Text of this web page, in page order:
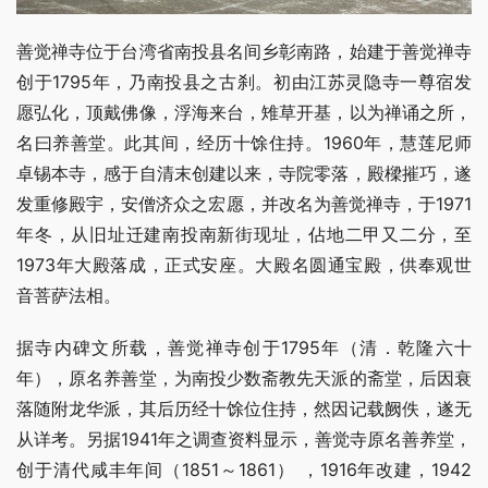
善觉禅寺位于台湾省南投县名间乡彰南路，始建于善觉禅寺
创于1795年，乃南投县之古刹。初由江苏灵隐寺一尊宿发
愿弘化，顶戴佛像，浮海来台，雉草开基，以为禅诵之所，
名曰养善堂。此其间，经历十馀住持。1960年，慧莲尼师
卓锡本寺，感于自清末创建以来，寺院零落，殿樑摧巧，遂
发重修殿宇，安僧济众之宏愿，并改名为善觉禅寺，于1971
年冬，从旧址迁建南投南新街现址，佔地二甲又二分，至
1973年大殿落成，正式安座。大殿名圆通宝殿，供奉观世
音菩萨法相。
据寺内碑文所载，善觉禅寺创于1795年（清．乾隆六十
年），原名养善堂，为南投少数斋教先天派的斋堂，后因衰
落随附龙华派，其后历经十馀位住持，然因记载阙佚，遂无
从详考。另据1941年之调查资料显示，善觉寺原名善养堂，
创于清代咸丰年间（1851～1861） ，1916年改建，1942